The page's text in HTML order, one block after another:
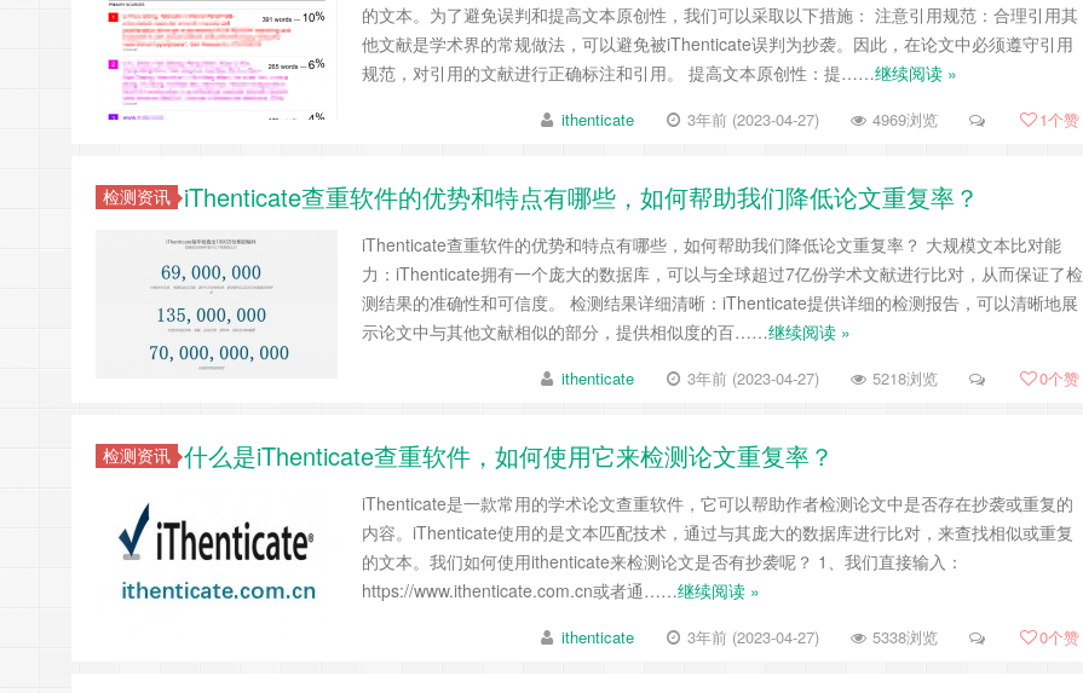
的文本。为了避免误判和提高文本原创性，我们可以采取以下措施： 注意引用规范：合理引用其
他文献是学术界的常规做法，可以避免被iThenticate误判为抄袭。因此，在论文中必须遵守引用
规范，对引用的文献进行正确标注和引用。 提高文本原创性：提……继续阅读 »
ithenticate 3年前 (2023-04-27) 4969浏览 1个赞
检测资讯 iThenticate查重软件的优势和特点有哪些，如何帮助我们降低论文重复率？
iThenticate查重软件的优势和特点有哪些，如何帮助我们降低论文重复率？ 大规模文本比对能
力：iThenticate拥有一个庞大的数据库，可以与全球超过7亿份学术文献进行比对，从而保证了检
测结果的准确性和可信度。 检测结果详细清晰：iThenticate提供详细的检测报告，可以清晰地展
示论文中与其他文献相似的部分，提供相似度的百……继续阅读 »
ithenticate 3年前 (2023-04-27) 5218浏览 0个赞
检测资讯 什么是iThenticate查重软件，如何使用它来检测论文重复率？
iThenticate是一款常用的学术论文查重软件，它可以帮助作者检测论文中是否存在抄袭或重复的
内容。iThenticate使用的是文本匹配技术，通过与其庞大的数据库进行比对，来查找相似或重复
的文本。我们如何使用ithenticate来检测论文是否有抄袭呢？ 1、我们直接输入：
https://www.ithenticate.com.cn或者通……继续阅读 »
ithenticate 3年前 (2023-04-27) 5338浏览 0个赞